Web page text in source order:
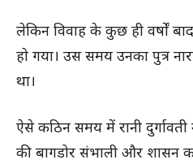
लेकिन विवाह के कुछ ही वर्षों
हो गया। उस समय उनका पुत्र
था।
ऐसे कठिन समय में रानी
की बागडोर संभाली और शासन